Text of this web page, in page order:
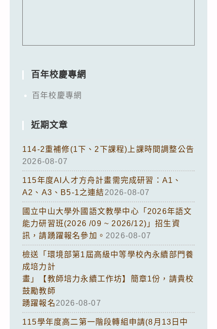
百年校慶專網
百年校慶專網
近期文章
114-2重補修(1下、2下課程)上課時間調整公告
2026-08-07
115年度AI人才方舟計畫需完成研習：A1、
A2、A3、B5-1之連結2026-08-07
國立中山大學外國語文教學中心「2026年語文
能力研習班(2026 /09 ~ 2026/12)」招生資
訊，請踴躍報名參加。 2026-08-07
檢送「環境部第1屆高級中等學校內永續部門養
成培力計
畫」【教師培力永續工作坊】簡章1份，請貴校
鼓勵教師
踴躍報名2026-08-07
115學年度高二第一階段轉組申請(8月13日中